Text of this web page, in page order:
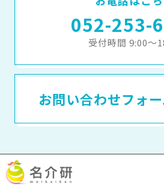
052-253-
受付時間 9:00～
お問い合わせフォ